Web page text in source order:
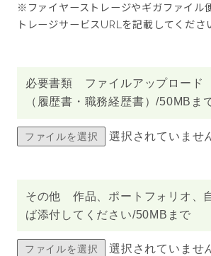
※ファイヤーストレージやギガファイル
トレージサービスURLを記載してくださ
必要書類 ファイルアップロード
（履歴書・職務経歴書）/50MBま
選択されていませ
その他 作品、ポートフォリオ、
ば添付してください/50MBまで
選択されていませ